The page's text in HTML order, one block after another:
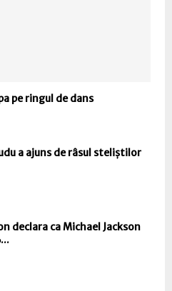
pe ringul de dans
a ajuns de râsul steliștilor
declara ca Michael Jackson